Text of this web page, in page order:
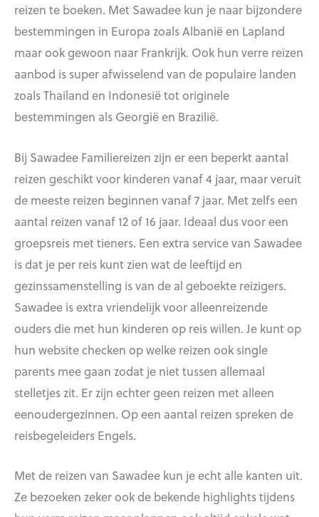
reizen te boeken. Met Sawadee kun je naar bijzondere
bestemmingen in Europa zoals Albanië en Lapland
maar ook gewoon naar Frankrijk. Ook hun verre reizen
aanbod is super afwisselend van de populaire landen
zoals Thailand en Indonesië tot originele
bestemmingen als Georgië en Brazilië.
Bij Sawadee Familiereizen zijn er een beperkt aantal
reizen geschikt voor kinderen vanaf 4 jaar, maar veruit
de meeste reizen beginnen vanaf 7 jaar. Met zelfs een
aantal reizen vanaf 12 of 16 jaar. Ideaal dus voor een
groepsreis met tieners. Een extra service van Sawadee
is dat je per reis kunt zien wat de leeftijd en
gezinssamenstelling is van de al geboekte reizigers.
Sawadee is extra vriendelijk voor alleenreizende
ouders die met hun kinderen op reis willen. Je kunt op
hun website checken op welke reizen ook single
parents mee gaan zodat je niet tussen allemaal
stelletjes zit. Er zijn echter geen reizen met alleen
eenoudergezinnen. Op een aantal reizen spreken de
reisbegeleiders Engels.
Met de reizen van Sawadee kun je echt alle kanten uit.
Ze bezoeken zeker ook de bekende highlights tijdens